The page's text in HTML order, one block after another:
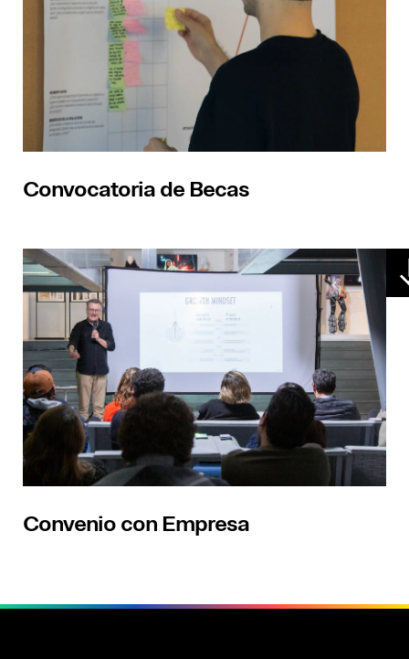
Convocatoria de Becas​
Convenio con Empresa​